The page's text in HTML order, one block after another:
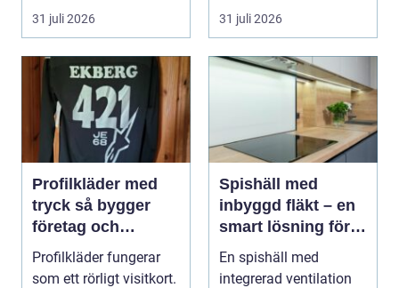
hur pianot låt...
31 juli 2026 31 juli 2026
Profilkläder med
tryck så bygger
företag och
klubbar en starkare
identitet
Profilkläder fungerar
som ett rörligt visitkort.
Spishäll med
inbyggd fläkt – en
smart lösning för
moderna kök
En spishäll med
integrerad ventilation